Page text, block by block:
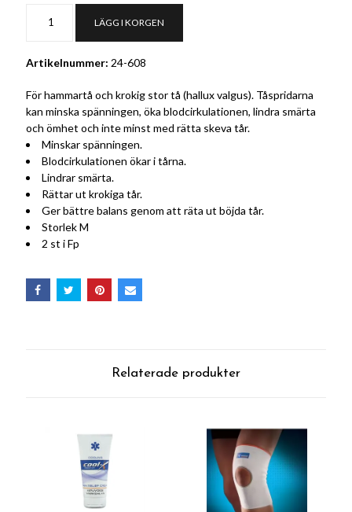
LÄGG I KORGEN
Artikelnummer: 24-608
För hammartå och krokig stor tå (hallux valgus). Tåspridarna
kan minska spänningen, öka blodcirkulationen, lindra smärta
och ömhet och inte minst med rätta skeva tår.
Minskar spänningen.
Blodcirkulationen ökar i tårna.
Lindrar smärta.
Rättar ut krokiga tår.
Ger bättre balans genom att räta ut böjda tår.
Storlek M
2 st i Fp
Relaterade produkter